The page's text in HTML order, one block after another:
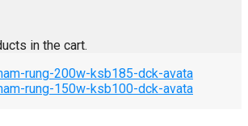
in the cart.